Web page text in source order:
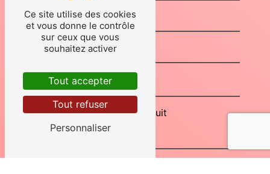
Combien font quatre plus huit
Ce site utilise des cookies
et vous donne le contrôle
sur ceux que vous
souhaitez activer
Tout accepter
Tout refuser
Personnaliser